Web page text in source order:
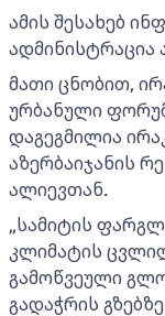
ამის შესახებ
ადმინისტრაცია
მათი ცნობით,
ურბანული
დაგეგმილია
აზერბაიჯანის
ალიევთან.
„სამიტის
კლიმატის
გამოწვეული
გადაჭრის